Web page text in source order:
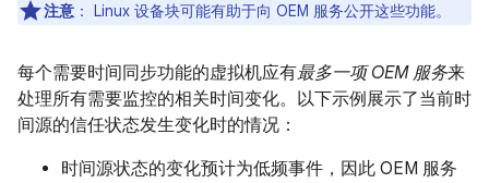
注意 ： Linux 设备块可能有助于向 OEM 服务公开这些功能。
每个需要时间同步功能的虚拟机应有最多一项 OEM 服务来
处理所有需要监控的相关时间变化。以下示例展示了当前时
间源的信任状态发生变化时的情况：
时间源状态的变化预计为低频事件，因此 OEM 服务